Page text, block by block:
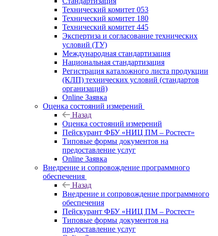
Технический комитет 053
Технический комитет 180
Технический комитет 445
Экспертиза и согласование технических
условий (ТУ)
Международная стандартизация
Национальная стандартизация
Регистрация каталожного листа продукции
(КЛП) технических условий (стандартов
организаций)
Online Заявка
Оценка состояний измерений
Назад
Оценка состояний измерений
Пейскурант ФБУ «НИЦ ПМ – Ростест»
Типовые формы документов на
предоставление услуг
Online Заявка
Внедрение и сопровождение программного
обеспечения
Назад
Внедрение и сопровождение программного
обеспечения
Пейскурант ФБУ «НИЦ ПМ – Ростест»
Типовые формы документов на
предоставление услуг